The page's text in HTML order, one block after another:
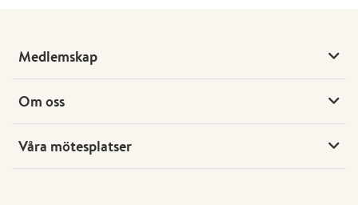
Medlemskap
Om oss
Våra mötesplatser